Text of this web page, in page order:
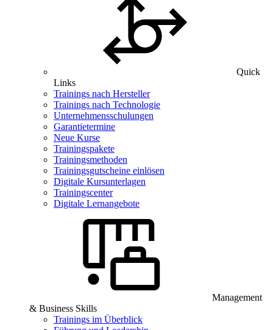
Quick
Links
Trainings nach Hersteller
Trainings nach Technologie
Unternehmensschulungen
Garantietermine
Neue Kurse
Trainingspakete
Trainingsmethoden
Trainingsgutscheine einlösen
Digitale Kursunterlagen
Trainingscenter
Digitale Lernangebote
Management
& Business Skills
Trainings im Überblick